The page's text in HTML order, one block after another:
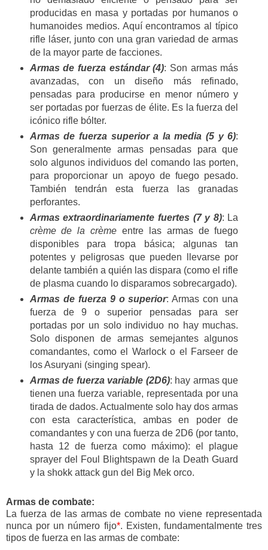
producidas en masa y portadas por humanos o
humanoides medios. Aquí encontramos al típico
rifle láser, junto con una gran variedad de armas
de la mayor parte de facciones.
Armas de fuerza estándar (4): Son armas más
avanzadas, con un diseño más refinado,
pensadas para producirse en menor número y
ser portadas por fuerzas de élite. Es la fuerza del
icónico rifle bólter.
Armas de fuerza superior a la media (5 y 6):
Son generalmente armas pensadas para que
solo algunos individuos del comando las porten,
para proporcionar un apoyo de fuego pesado.
También tendrán esta fuerza las granadas
perforantes.
Armas extraordinariamente fuertes (7 y 8): La
crème de la crème entre las armas de fuego
disponibles para tropa básica; algunas tan
potentes y peligrosas que pueden llevarse por
delante también a quién las dispara (como el rifle
de plasma cuando lo disparamos sobrecargado).
Armas de fuerza 9 o superior: Armas con una
fuerza de 9 o superior pensadas para ser
portadas por un solo individuo no hay muchas.
Solo disponen de armas semejantes algunos
comandantes, como el Warlock o el Farseer de
los Asuryani (singing spear).
Armas de fuerza variable (2D6): hay armas que
tienen una fuerza variable, representada por una
tirada de dados. Actualmente solo hay dos armas
con esta característica, ambas en poder de
comandantes y con una fuerza de 2D6 (por tanto,
hasta 12 de fuerza como máximo): el plague
sprayer del Foul Blightspawn de la Death Guard
y la shokk attack gun del Big Mek orco.
Armas de combate:
La fuerza de las armas de combate no viene representada
nunca por un número fijo*. Existen, fundamentalmente tres
tipos de fuerza en las armas de combate: